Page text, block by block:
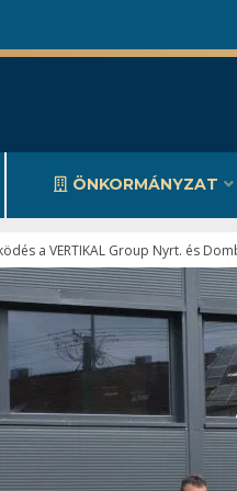
ÖNKORMÁNYZAT
a VERTIKAL Group Nyrt. és